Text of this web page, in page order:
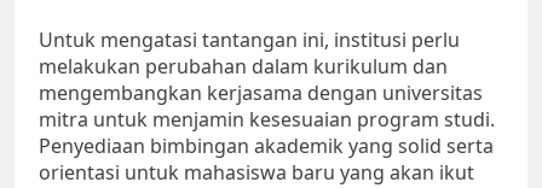
Untuk mengatasi tantangan ini, institusi perlu
melakukan perubahan dalam kurikulum dan
mengembangkan kerjasama dengan universitas
mitra untuk menjamin kesesuaian program studi.
Penyediaan bimbingan akademik yang solid serta
orientasi untuk mahasiswa baru yang akan ikut